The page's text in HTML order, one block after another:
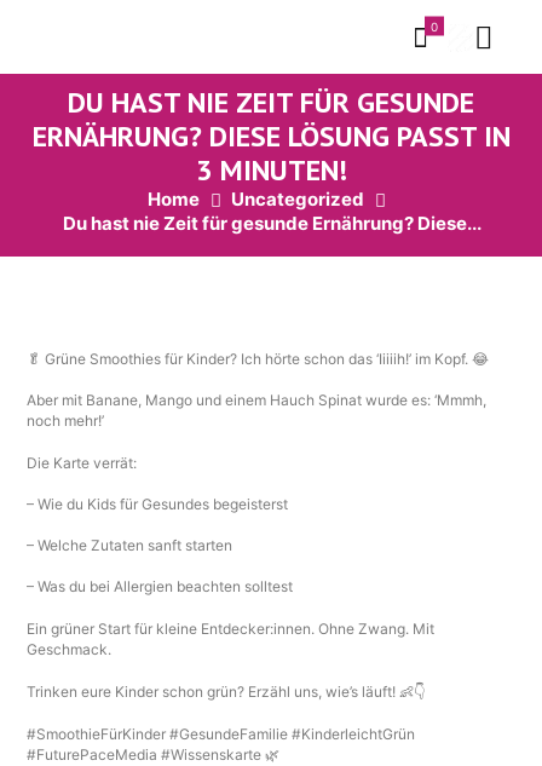
0
DU HAST NIE ZEIT FÜR GESUNDE
ERNÄHRUNG? DIESE LÖSUNG PASST IN
3 MINUTEN!
Home
Uncategorized
Du hast nie Zeit für gesunde Ernährung? Diese...
🥬 Grüne Smoothies für Kinder? Ich hörte schon das ‘Iiiiih!’ im Kopf. 😂
Aber mit Banane, Mango und einem Hauch Spinat wurde es: ‘Mmmh,
noch mehr!’
Die Karte verrät:
– Wie du Kids für Gesundes begeisterst
– Welche Zutaten sanft starten
– Was du bei Allergien beachten solltest
Ein grüner Start für kleine Entdecker:innen. Ohne Zwang. Mit
Geschmack.
Trinken eure Kinder schon grün? Erzähl uns, wie’s läuft! 👶👇
#SmoothieFürKinder #GesundeFamilie #KinderleichtGrün
#FuturePaceMedia #Wissenskarte 🌿